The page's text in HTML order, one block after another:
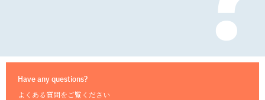
Have any questions?
よくある質問をご覧ください